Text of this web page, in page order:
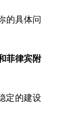
的具体问
菲律宾附
定的建设